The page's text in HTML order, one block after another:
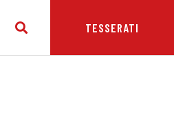
TESSERATI